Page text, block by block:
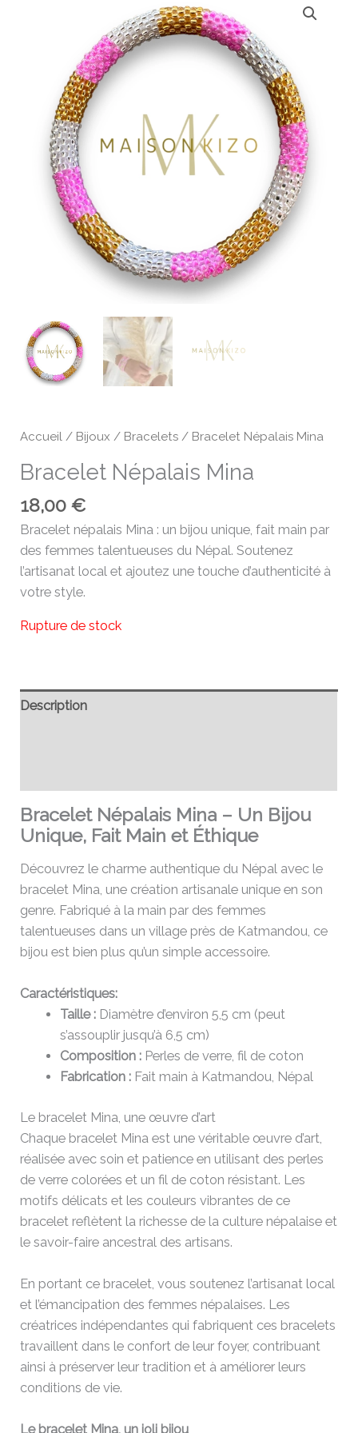
Accueil / Bijoux / Bracelets / Bracelet Népalais Mina
Bracelet Népalais Mina
18,00€
Bracelet népalais Mina : un bijou unique, fait main par
des femmes talentueuses du Népal. Soutenez
l’artisanat local et ajoutez une touche d’authenticité à
votre style.
Rupture de stock
Description
Bracelet Népalais Mina – Un Bijou
Unique, Fait Main et Éthique
Découvrez le charme authentique du Népal avec le
bracelet Mina, une création artisanale unique en son
genre. Fabriqué à la main par des femmes
talentueuses dans un village près de Katmandou, ce
bijou est bien plus qu’un simple accessoire.
Caractéristiques:
Taille :Diamètre d’environ 5,5 cm (peut
s’assouplir jusqu’à 6,5 cm)
Composition :Perles de verre, fil de coton
Fabrication :Fait main à Katmandou, Népal
Le bracelet Mina, une œuvre d’art
Chaque bracelet Mina est une véritable œuvre d’art,
réalisée avec soin et patience en utilisant des perles
de verre colorées et un fil de coton résistant. Les
motifs délicats et les couleurs vibrantes de ce
bracelet reflètent la richesse de la culture népalaise et
le savoir-faire ancestral des artisans.
En portant ce bracelet, vous soutenez l’artisanat local
et l’émancipation des femmes népalaises. Les
créatrices indépendantes qui fabriquent ces bracelets
travaillent dans le confort de leur foyer, contribuant
ainsi à préserver leur tradition et à améliorer leurs
conditions de vie.
Le bracelet Mina, un joli bijou